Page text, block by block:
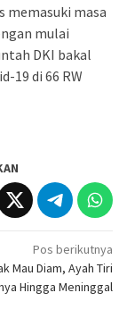
memasuki masa
mulai
DKI bakal
19 di 66 RW
Pos berikutnya
Mau Diam, Ayah Tiri
Hingga Meninggal